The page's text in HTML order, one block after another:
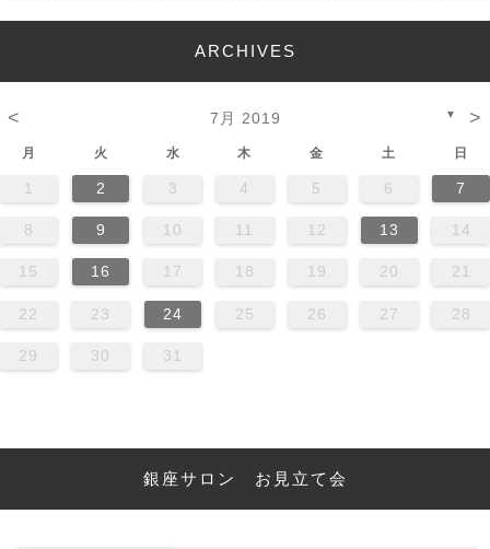
ARCHIVES
< 7月 2019 ▼ >
月 火 水 木 金 土 日
1 2 3 4 5 6 7
8 9 10 11 12 13 14
15 16 17 18 19 20 21
22 23 24 25 26 27 28
29 30 31
銀座サロン お見立て会